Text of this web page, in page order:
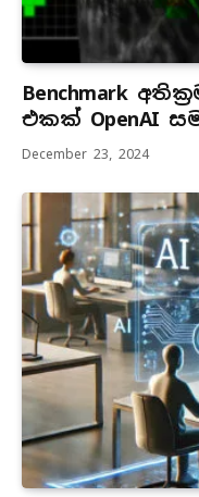
Benchmark
එකක් OpenAI
December 23, 2024